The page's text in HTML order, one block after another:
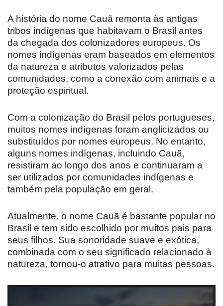
A história do nome Cauã remonta às antigas
tribos indígenas que habitavam o Brasil antes
da chegada dos colonizadores europeus. Os
nomes indígenas eram baseados em elementos
da natureza e atributos valorizados pelas
comunidades, como a conexão com animais e a
proteção espiritual.
Com a colonização do Brasil pelos portugueses,
muitos nomes indígenas foram anglicizados ou
substituídos por nomes europeus. No entanto,
alguns nomes indígenas, incluindo Cauã,
resistiram ao longo dos anos e continuaram a
ser utilizados por comunidades indígenas e
também pela população em geral.
Atualmente, o nome Cauã é bastante popular no
Brasil e tem sido escolhido por muitos pais para
seus filhos. Sua sonoridade suave e exótica,
combinada com o seu significado relacionado à
natureza, tornou-o atrativo para muitas pessoas.